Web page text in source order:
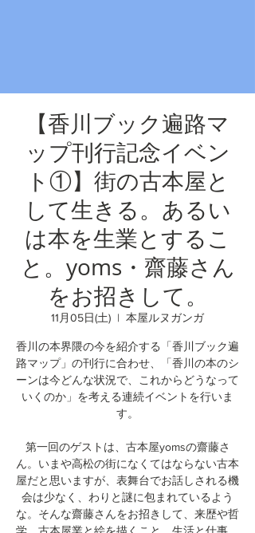
【香川ブック遍路マ
ップ刊行記念イベン
ト①】街の古本屋と
して生きる。あるい
は本を生業とするこ
と。yoms・齋藤さん
をお招きして。
11月05日(土)
  |
本屋ルヌガンガ
香川の本界隈の今を紹介する「香川ブック遍
路マップ」の刊行に合わせ、「香川の本のシ
ーンは今どんな状況で、これからどうなって
いくのか」を考える連続イベントを行いま
す。
第一回のゲストは、古本屋yomsの齋藤さ
ん。いまや高松の街になくてはならない古本
屋だと思いますが、表舞台でお話しされる機
会は少なく、わりと謎に包まれているよう
な。そんな齋藤さんをお招きして、来歴や哲